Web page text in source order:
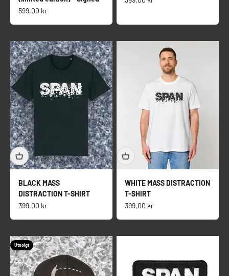
Salgspris
599,00 kr
BLACK MASS
DISTRACTION T-SHIRT
Salgspris
399,00 kr
WHITE MASS DISTRACTION
T-SHIRT
Salgspris
399,00 kr
Utsolgt